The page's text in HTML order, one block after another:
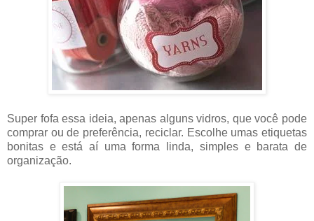
Super fofa essa ideia, apenas alguns vidros, que você pode
comprar ou de preferência, reciclar. Escolhe umas etiquetas
bonitas e está aí uma forma linda, simples e barata de
organização.